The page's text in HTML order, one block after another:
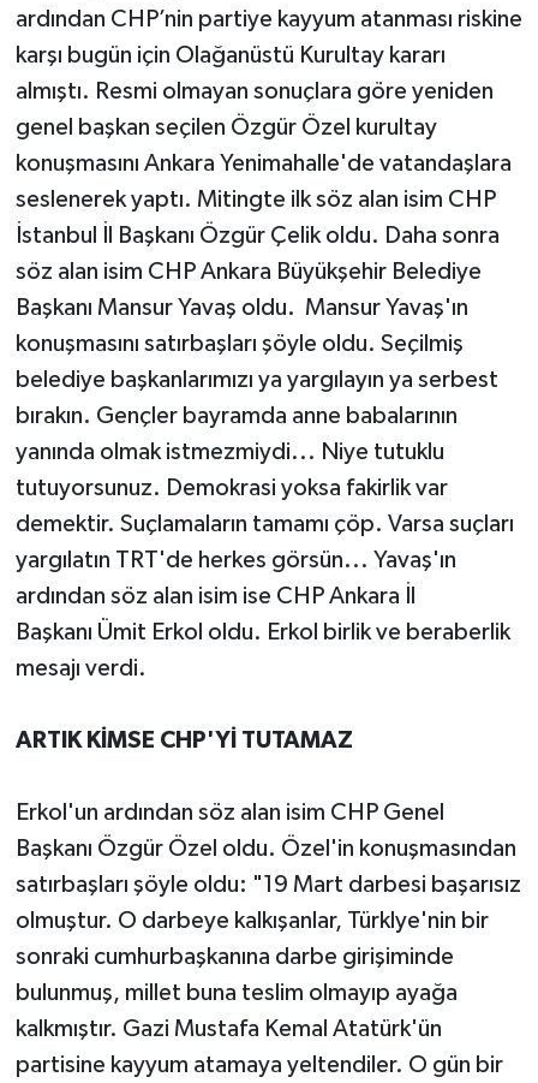
ardından CHP’nin partiye kayyum atanması riskine
karşı bugün için Olağanüstü Kurultay kararı
almıştı. Resmi olmayan sonuçlara göre yeniden
genel başkan seçilen Özgür Özel kurultay
konuşmasını Ankara Yenimahalle'de vatandaşlara
seslenerek yaptı. Mitingte ilk söz alan isim CHP
İstanbul İl Başkanı Özgür Çelik oldu. Daha sonra
söz alan isim CHP Ankara Büyükşehir Belediye
Başkanı Mansur Yavaş oldu. Mansur Yavaş'ın
konuşmasını satırbaşları şöyle oldu. Seçilmiş
belediye başkanlarımızı ya yargılayın ya serbest
bırakın. Gençler bayramda anne babalarının
yanında olmak istmezmiydi... Niye tutuklu
tutuyorsunuz. Demokrasi yoksa fakirlik var
demektir. Suçlamaların tamamı çöp. Varsa suçları
yargılatın TRT'de herkes görsün... Yavaş'ın
ardından söz alan isim ise CHP Ankara İl
Başkanı Ümit Erkol oldu. Erkol birlik ve beraberlik
mesajı verdi.
ARTIK KİMSE CHP'Yİ TUTAMAZ
Erkol'un ardından söz alan isim CHP Genel
Başkanı Özgür Özel oldu. Özel'in konuşmasından
satırbaşları şöyle oldu: "19 Mart darbesi başarısız
olmuştur. O darbeye kalkışanlar, Türklye'nin bir
sonraki cumhurbaşkanına darbe girişiminde
bulunmuş, millet buna teslim olmayıp ayağa
kalkmıştır. Gazi Mustafa Kemal Atatürk'ün
partisine kayyum atamaya yeltendiler. O gün bir